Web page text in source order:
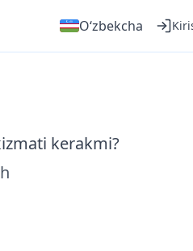
Oʻzbekcha
kerakmi?